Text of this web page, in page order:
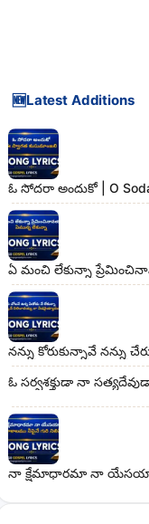
🆕Latest Additions
ఓ సోదరా అందుకో | O
ఏ మంచి లేకున్నా
నన్ను కోరుకున్నావే నన్ను
ఓ సర్వశక్తుడా నా
నా క్షేమాధారమా నా యేసయ్యా |